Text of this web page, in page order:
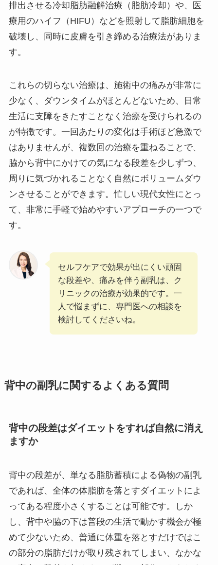
排出させる冷却脂肪融解治療（脂肪冷却）や、医
療用のハイフ（HIFU）などを照射して脂肪細胞を
破壊し、同時に皮膚を引き締める治療法がありま
す。
これらの切らない治療は、施術中の痛みが非常に
少なく、ダウンタイムがほとんどないため、日常
生活に支障をきたすことなく治療を受けられるの
が特徴です。一回あたりの変化は手術ほど急激で
はありませんが、複数回の治療を重ねることで、
脇から背中にかけての気になる段差を少しずつ、
周りに気づかれることなく自然にボリュームダウ
ンさせることができます。忙しい現代女性にとっ
て、非常に手軽で始めやすいアプローチの一つで
す。
セルフケアで効果が出にくい頑固
な段差や、痛みを伴う副乳は、ク
リニックの治療が効果的です。一
人で悩まずに、専門医への相談を
検討してくださいね。
背中の副乳に関するよくある質問
背中の段差はダイエットをすれば自然に消え
ますか
背中の段差が、単なる脂肪蓄積による偽物の副乳
であれば、全体の体脂肪を落とすダイエットによ
ってある程度小さくすることは可能です。しか
し、背中や脇の下は普段の生活で動かす機会が極
めて少ないため、普通に体重を落とすだけではこ
の部分の脂肪だけが取り残されてしまい、なかな